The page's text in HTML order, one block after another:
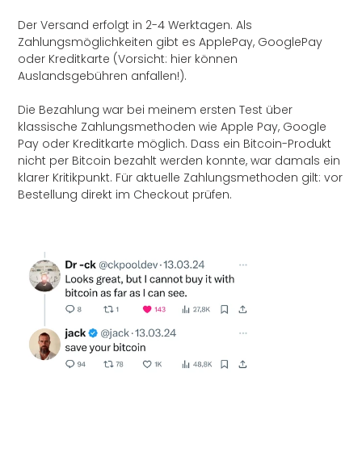
Der Versand erfolgt in 2-4 Werktagen. Als
Zahlungsmöglichkeiten gibt es ApplePay, GooglePay
oder Kreditkarte (Vorsicht: hier können
Auslandsgebühren anfallen!).
Die Bezahlung war bei meinem ersten Test über
klassische Zahlungsmethoden wie Apple Pay, Google
Pay oder Kreditkarte möglich. Dass ein Bitcoin-Produkt
nicht per Bitcoin bezahlt werden konnte, war damals ein
klarer Kritikpunkt. Für aktuelle Zahlungsmethoden gilt: vor
Bestellung direkt im Checkout prüfen.